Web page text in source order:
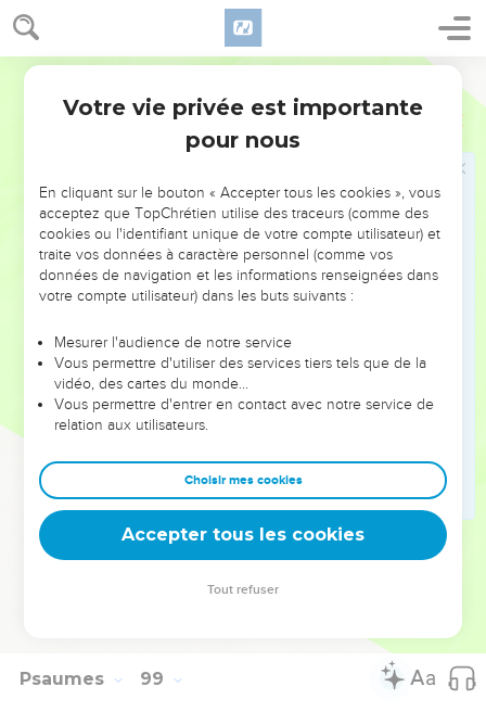
Psaumes 98
Le Seigneur est roi, il est l'unique vrai Dieu
1 Psaume. Chantez en l’honneur de l’Eternel un cantique
bras saint lui ont assuré la victoire.
L’Eternel a fait connaître son salut, il a révélé sa justice
*Il s’est souvenu de sa bonté et de sa fidélité envers la
communauté d’Israël. Jusqu’aux extrémités de la terre, on a
vu le salut de notre Dieu.
Poussez des cris de joie en l’honneur de l’Eternel,
chantez !
Chantez en l’honneur de l’Eternel avec la harpe, avec la
harpe, au son de tous les instruments !
Au son des trompettes et du cor, poussez des cris de joie
en présence du roi, de l’Eternel !
Que la mer retentisse avec tout ce qu’elle contient, le
monde et ceux qui l’habitent,
que les fleuves battent des mains, qu’avec eux les
Psaumes 99
Votre vie privée est importante
pour nous
En cliquant sur le bouton « Accepter tous les cookies », vous
acceptez que TopChrétien utilise des traceurs (comme des
cookies ou l'identifiant unique de votre compte utilisateur) et
traite vos données à caractère personnel (comme vos
données de navigation et les informations renseignées dans
votre compte utilisateur) dans les buts suivants :
Mesurer l'audience de notre service
Vous permettre d'utiliser des services tiers tels que de la
vidéo, des cartes du monde…
Vous permettre d'entrer en contact avec notre service de
relation aux utilisateurs.
Choisir mes cookies
Accepter tous les cookies
Tout refuser